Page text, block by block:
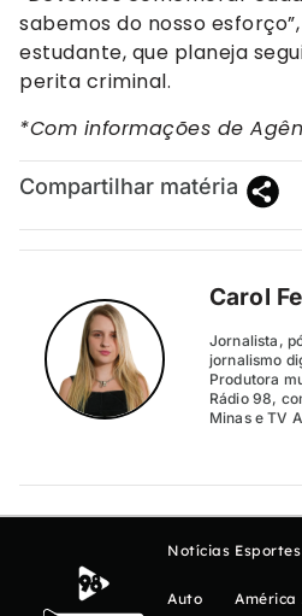
sabemos do nosso
estudante, que planeja
perita criminal.
*Com informações de
Compartilhar matéria
Carol
Jornalista,
jornalismo
Produtora
Rádio 98,
Minas e TV
Notícias
Auto
Esportes
América